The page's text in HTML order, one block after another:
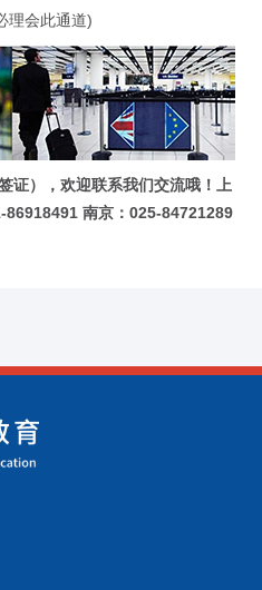
理会此通道)
证），欢迎联系我们交流哦！上
南京：025-84721289